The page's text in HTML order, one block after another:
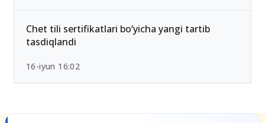
Chet tili sertifikatlari bo‘yicha yangi tartib
tasdiqlandi
16-iyun 16:02